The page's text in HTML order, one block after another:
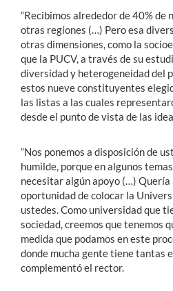
“Recibimos alrededor de 40% de
otras regiones (…) Pero esa
otras dimensiones, como la
que la PUCV, a través de su
diversidad y heterogeneidad del
estos nueve constituyentes
las listas a las cuales
desde el punto de vista de las
“Nos ponemos a disposición de
humilde, porque en algunos
necesitar algún apoyo (…) Quería
oportunidad de colocar la
ustedes. Como universidad que
sociedad, creemos que tenemos
medida que podamos en este
donde mucha gente tiene tantas
complementó el rector.